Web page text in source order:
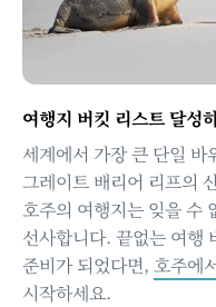
Video
여행지 버킷 리스트 달성
세계에서 가장 큰 단일 바
그레이트 배리어 리프의
호주의 여행지는 잊을 수
선사합니다. 끝없는 여행
준비가 되었다면, 호주에
시작하세요.